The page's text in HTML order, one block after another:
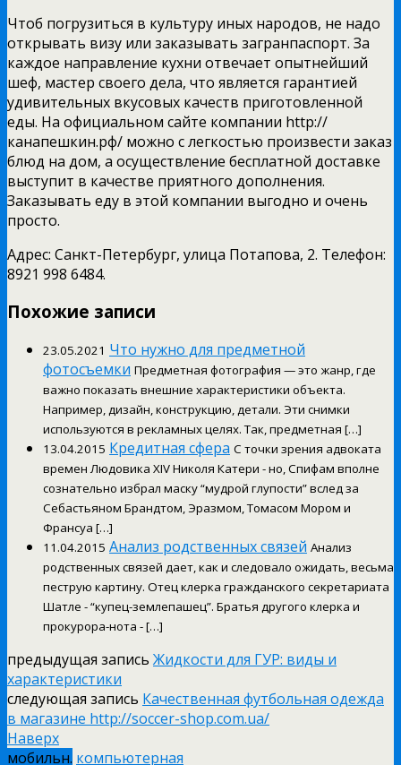
Чтоб погрузиться в культуру иных народов, не надо
открывать визу или заказывать загранпаспорт. За
каждое направление кухни отвечает опытнейший
шеф, мастер своего дела, что является гарантией
удивительных вкусовых качеств приготовленной
еды. На официальном сайте компании http://
канапешкин.рф/ можно с легкостью произвести заказ
блюд на дом, а осуществление бесплатной доставке
выступит в качестве приятного дополнения.
Заказывать еду в этой компании выгодно и очень
просто.
Адрес: Санкт-Петербург, улица Потапова, 2. Телефон:
8921 998 6484.
Похожие записи
23.05.2021 Что нужно для предметной
фотосъемки Предметная фотография — это жанр, где
важно показать внешние характеристики объекта.
Например, дизайн, конструкцию, детали. Эти снимки
используются в рекламных целях. Так, предметная […]
13.04.2015 Кредитная сфера С точки зрения адвоката
времен Людовика XIV Николя Катери - но, Спифам вполне
сознательно избрал маску “мудрой глупости” вслед за
Себастьяном Брандтом, Эразмом, Томасом Мором и
Франсуа […]
11.04.2015 Анализ родственных связей Анализ
родственных связей дает, как и следовало ожидать, весьма
пеструю картину. Отец клерка гражданского секретариата
Шатле - “купец-землепашец”. Братья другого клерка и
прокурора-нота - […]
предыдущая запись Жидкости для ГУР: виды и
характеристики
следующая запись Качественная футбольная одежда
в магазине http://soccer-shop.com.ua/
Наверх
мобильн. компьютерная